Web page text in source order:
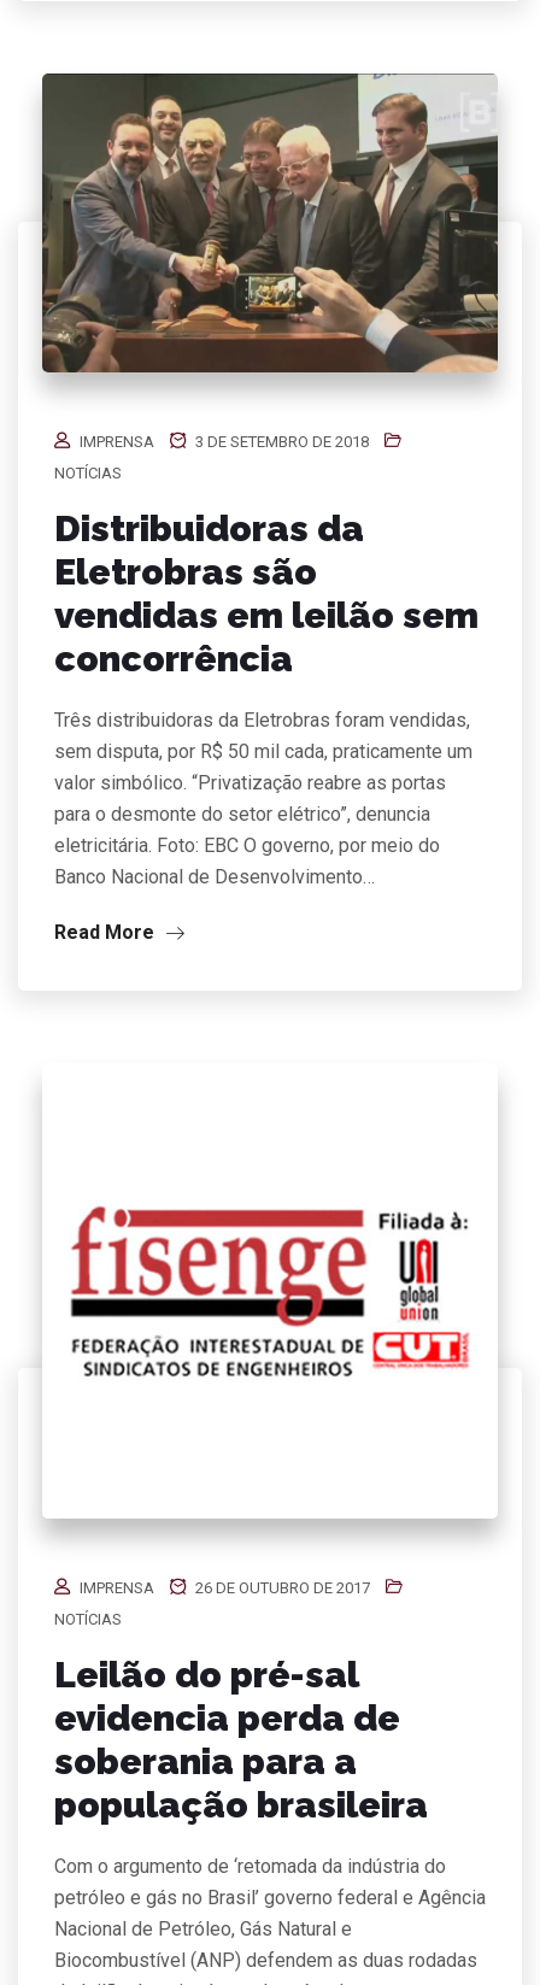
IMPRENSA
3 DE SETEMBRO DE 2018
NOTÍCIAS
Distribuidoras da
Eletrobras são
vendidas em leilão sem
concorrência
Três distribuidoras da Eletrobras foram vendidas,
sem disputa, por R$ 50 mil cada, praticamente um
valor simbólico. “Privatização reabre as portas
para o desmonte do setor elétrico”, denuncia
eletricitária. Foto: EBC O governo, por meio do
Banco Nacional de Desenvolvimento…
Read More
IMPRENSA
26 DE OUTUBRO DE 2017
NOTÍCIAS
Leilão do pré-sal
evidencia perda de
soberania para a
população brasileira
Com o argumento de ‘retomada da indústria do
petróleo e gás no Brasil’ governo federal e Agência
Nacional de Petróleo, Gás Natural e
Biocombustível (ANP) defendem as duas rodadas